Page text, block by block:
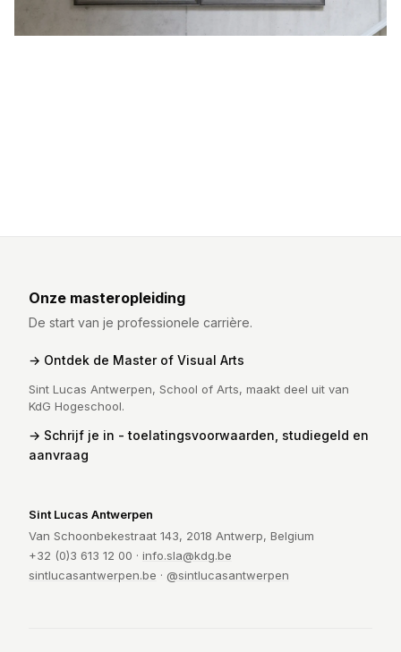
Onze masteropleiding
De start van je professionele carrière.
Ontdek de Master of Visual Arts
Sint Lucas Antwerpen, School of Arts, maakt deel uit van
KdG Hogeschool.
Schrijf je in - toelatingsvoorwaarden, studiegeld en
aanvraag
Sint Lucas Antwerpen
Van Schoonbekestraat 143, 2018 Antwerp, Belgium
+32 (0)3 613 12 00 · info.sla@kdg.be
sintlucasantwerpen.be · @sintlucasantwerpen